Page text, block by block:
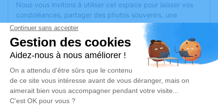
Nous vous invitons à utiliser cet espace pour laisser vos
condoléances, partager des photos souvenirs, une
anecdote ou exprimer vos pensées à travers des poèmes
ou des textes. Cet endroit est un lieu d'expression dédié à
honorer la mémoire de Barbara PERDRIAU.
Un service de plantation d’arbre hommage estdisponible